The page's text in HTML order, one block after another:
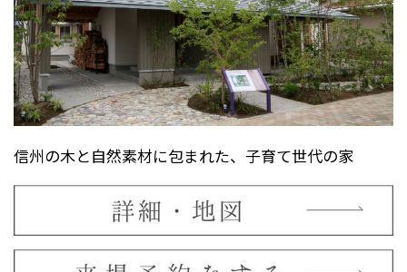
信州の木と自然素材に包まれた、子育て世代の家